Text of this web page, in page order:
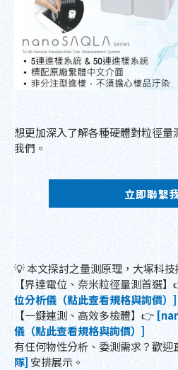
想更加深入了解各種硬體對粒徑
我們。
立即聯繫
💡 本文探討之量測原理，大塚科技
【界達電位、奈米粒徑量測首選
位分析儀（點此查看規格與詢價）]
【一鍵連測、高效多檢體】👉
儀（點此查看規格與詢價）]
有任何物性分析、委測需求？歡迎
隊] 安排展示。